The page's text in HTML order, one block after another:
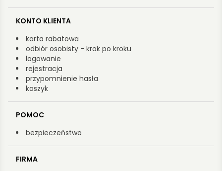
KONTO KLIENTA
karta rabatowa
odbiór osobisty - krok po kroku
logowanie
rejestracja
przypomnienie hasła
koszyk
POMOC
bezpieczeństwo
FIRMA